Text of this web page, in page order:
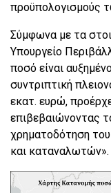
προϋπολογισμούς
Σύμφωνα με τα
Υπουργείο
ποσό είναι
συντριπτική
εκατ. ευρώ,
επιβεβαιώνοντας
χρηματοδότηση
και καταναλωτών».